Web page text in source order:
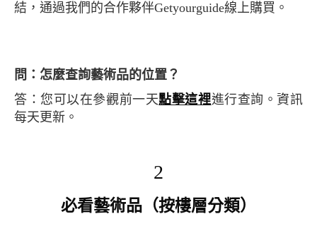
結，通過我們的合作夥伴Getyourguide線上購買。
問：怎麼查詢藝術品的位置？
答：您可以在參觀前一天點擊這裡進行查詢。資訊
每天更新。
2
必看藝術品（按樓層分類）